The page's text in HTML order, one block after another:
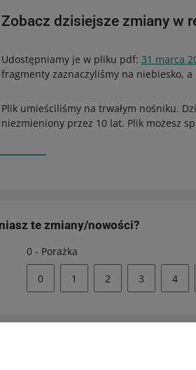
Zobacz dzisiejsze zmiany w
Udostępniamy je w pliku pdf: 31 marca
fragmenty zaznaczyliśmy na niebiesko,
Plik umieściliśmy na trwałym nośniku.
niezmieniony przez 10 lat. Plik możesz
te zmiany/nowości?
0 - Porażka
0 1 2 3 4